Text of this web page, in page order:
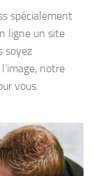
spécialement
ligne un site
soyez
notre
vous.